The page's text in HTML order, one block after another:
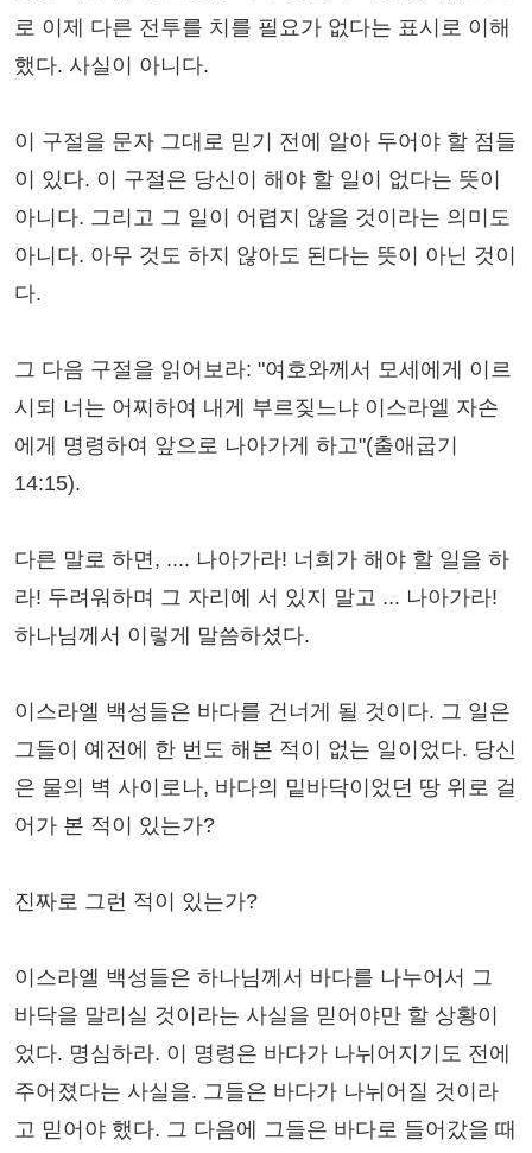
로 이제 다른 전투를 치를 필요가 없다는 표시로 이해
했다. 사실이 아니다.
이 구절을 문자 그대로 믿기 전에 알아 두어야 할 점들
이 있다. 이 구절은 당신이 해야 할 일이 없다는 뜻이
아니다. 그리고 그 일이 어렵지 않을 것이라는 의미도
아니다. 아무 것도 하지 않아도 된다는 뜻이 아닌 것이
다.
그 다음 구절을 읽어보라: "여호와께서 모세에게 이르
시되 너는 어찌하여 내게 부르짖느냐 이스라엘 자손
에게 명령하여 앞으로 나아가게 하고"(출애굽기
14:15).
다른 말로 하면, .... 나아가라! 너희가 해야 할 일을 하
라! 두려워하며 그 자리에 서 있지 말고 ... 나아가라!
하나님께서 이렇게 말씀하셨다.
이스라엘 백성들은 바다를 건너게 될 것이다. 그 일은
그들이 예전에 한 번도 해본 적이 없는 일이었다. 당신
은 물의 벽 사이로나, 바다의 밑바닥이었던 땅 위로 걸
어가 본 적이 있는가?
진짜로 그런 적이 있는가?
이스라엘 백성들은 하나님께서 바다를 나누어서 그
바닥을 말리실 것이라는 사실을 믿어야만 할 상황이
었다. 명심하라. 이 명령은 바다가 나뉘어지기도 전에
주어졌다는 사실을. 그들은 바다가 나뉘어질 것이라
고 믿어야 했다. 그 다음에 그들은 바다로 들어갔을 때